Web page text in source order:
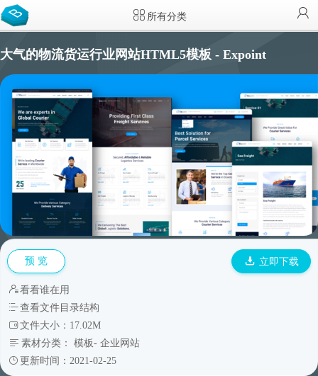
所有分类
大气的物流货运行业网站HTML5模板 - Expoint
预 览 立即下载
看看谁在用
查看文件目录结构
文件大小：17.02M
素材分类： 模板- 企业网站
更新时间：2021-02-25